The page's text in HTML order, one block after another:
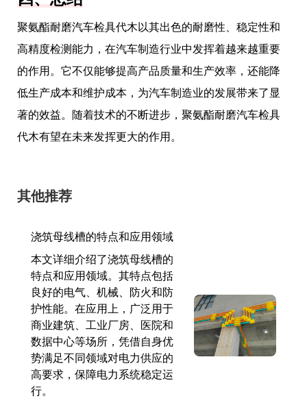
聚氨酯耐磨汽车检具代木以其出色的耐磨性、稳定性和
高精度检测能力，在汽车制造行业中发挥着越来越重要
的作用。它不仅能够提高产品质量和生产效率，还能降
低生产成本和维护成本，为汽车制造业的发展带来了显
著的效益。随着技术的不断进步，聚氨酯耐磨汽车检具
代木有望在未来发挥更大的作用。
其他推荐
浇筑母线槽的特点和应用领域
本文详细介绍了浇筑母线槽的
特点和应用领域。其特点包括
良好的电气、机械、防火和防
护性能。在应用上，广泛用于
商业建筑、工业厂房、医院和
数据中心等场所，凭借自身优
势满足不同领域对电力供应的
高要求，保障电力系统稳定运
行。